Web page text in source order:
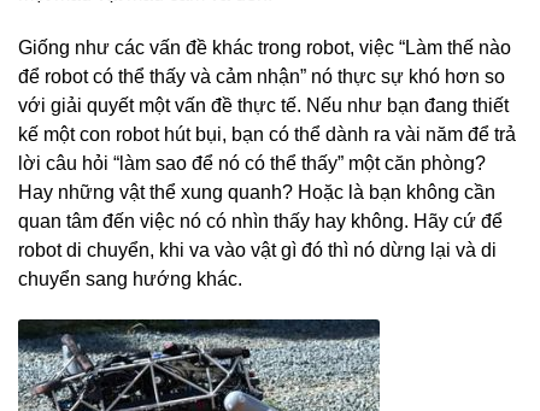
Giống như các vấn đề khác trong robot, việc “Làm thế nào
để robot có thể thấy và cảm nhận” nó thực sự khó hơn so
với giải quyết một vấn đề thực tế. Nếu như bạn đang thiết
kế một con robot hút bụi, bạn có thể dành ra vài năm để trả
lời câu hỏi “làm sao để nó có thể thấy” một căn phòng?
Hay những vật thể xung quanh? Hoặc là bạn không cần
quan tâm đến việc nó có nhìn thấy hay không. Hãy cứ để
robot di chuyển, khi va vào vật gì đó thì nó dừng lại và di
chuyển sang hướng khác.